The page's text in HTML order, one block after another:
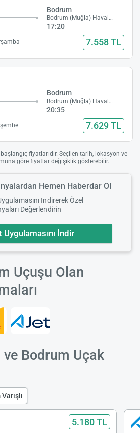
Bodrum
Bodrum (Muğla) Havalimanı
17:20
7.558 TL
Bodrum
Bodrum (Muğla) Havalimanı
20:35
7.629 TL
fiyatlarıdır. Seçilen tarih, lokasyon ve
göre fiyatlar değişiklik gösterebilir.
Hemen Haberdar Ol
Indirerek Özel
Değerlendirin
Uygulamasını İndir
Uçuşu Olan
Bodrum Uçak
5.180 TL